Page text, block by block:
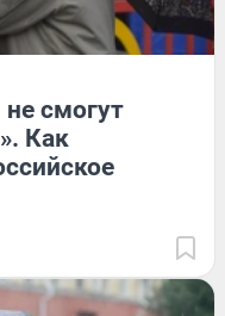
смогут
Как